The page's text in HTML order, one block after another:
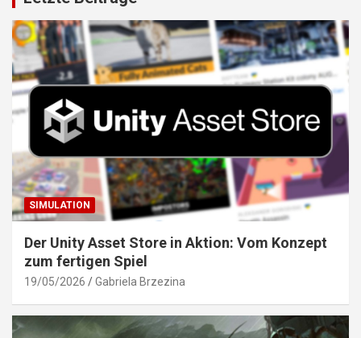
SIMULATION
Der Unity Asset Store in Aktion: Vom Konzept
zum fertigen Spiel
19/05/2026 Gabriela Brzezina